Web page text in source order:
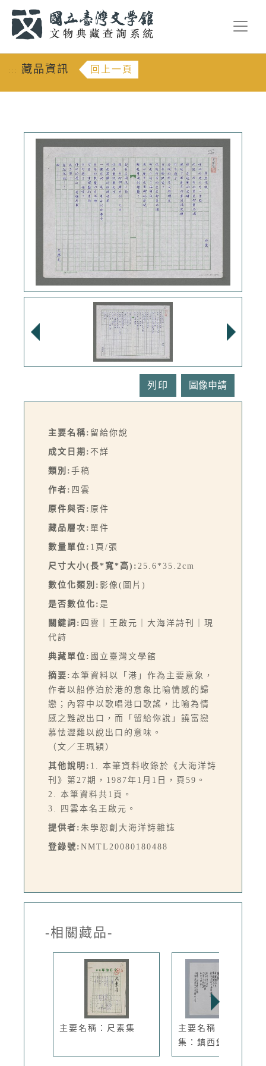
::: 藏品資訊 回上一頁
列印
主要名稱: 留給你說
成文日期: 不詳
類別: 手稿
作者: 四雲
原件與否: 原件
藏品層次: 單件
數量單位: 1頁/張
尺寸大小(長*寬*高): 25.6*35.2cm
數位化類別: 影像(圖片)
是否數位化: 是
關鍵詞: 四雲｜王啟元｜大海洋詩刊｜現
代詩
典藏單位: 國立臺灣文學館
摘要: 本筆資料以「港」作為主要意象，
作者以船停泊於港的意象比喻情感的歸
戀；內容中以歌唱港口歌謠，比喻為情
感之難說出口，而「留給你說」饒富戀
慕怯澀難以說出口的意味。
（文／王珮穎）
其他說明: 1. 本筆資料收錄於《大海洋詩
刊》第27期，1987年1月1日，頁59。
2. 本筆資料共1頁。
3. 四雲本名王啟元。
提供者: 朱學恕創大海洋詩雜誌
登錄號: NMTL20080180488
-相關藏品-
主要名稱：尺素集
主要名稱：陳素英小
集：鎮西堡...